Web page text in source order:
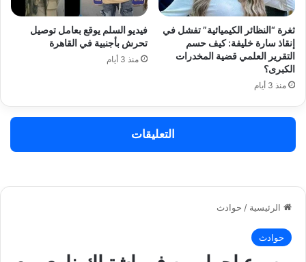
ثغرة “النظائر الكيميائية” تفشل في
إنقاذ سارة خليفة: كيف حسم
التقرير العلمي قضية المخدرات
الكبرى؟
منذ 3 أيام
فيديو السلم يوقع بعامل توصيل
تحرش بأجنبية في القاهرة
منذ 3 أيام
التعليقات